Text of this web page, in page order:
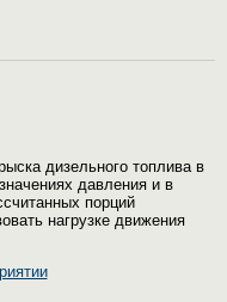
дизельного топлива в
давления и в
порций
нагрузке движения